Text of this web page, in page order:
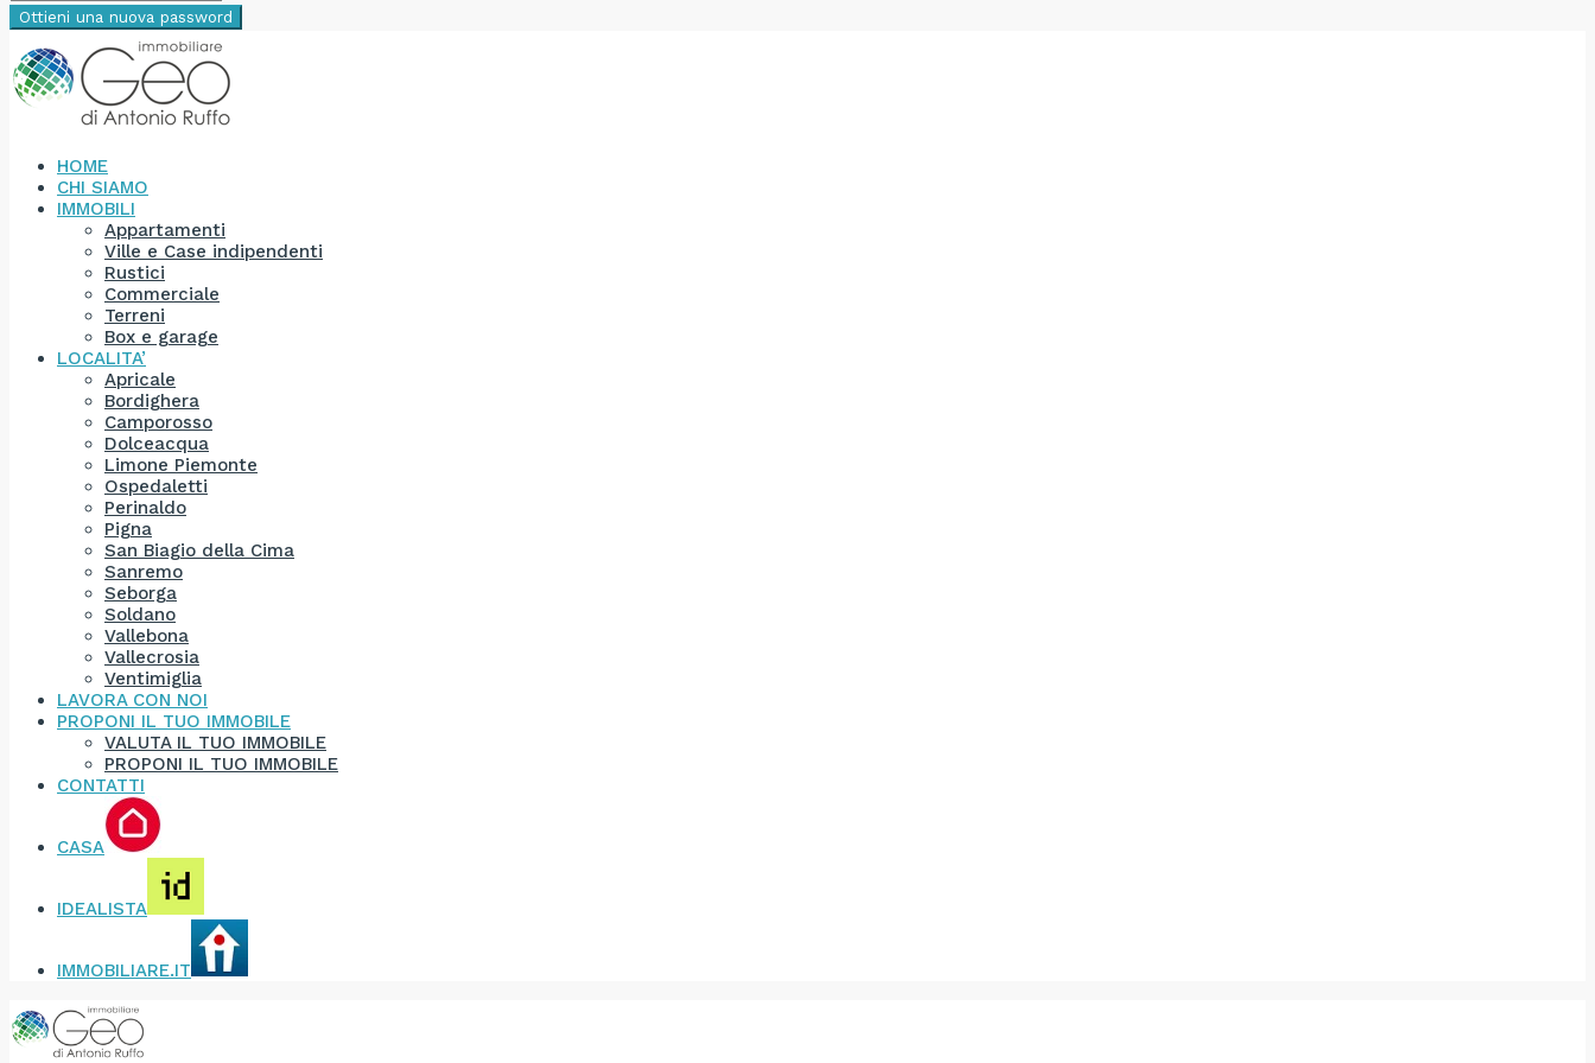
Ottieni una nuova password
HOME
CHI SIAMO
IMMOBILI
Appartamenti
Ville e Case indipendenti
Rustici
Commerciale
Terreni
Box e garage
LOCALITA’
Apricale
Bordighera
Camporosso
Dolceacqua
Limone Piemonte
Ospedaletti
Perinaldo
Pigna
San Biagio della Cima
Sanremo
Seborga
Soldano
Vallebona
Vallecrosia
Ventimiglia
LAVORA CON NOI
PROPONI IL TUO IMMOBILE
VALUTA IL TUO IMMOBILE
PROPONI IL TUO IMMOBILE
CONTATTI
CASA
IDEALISTA
IMMOBILIARE.IT